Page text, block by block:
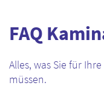
FAQ
Alles, was Sie für
müssen.